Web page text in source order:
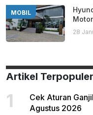
MOBIL
28
Artikel Terpopuler
1
Cek Aturan
Agustus 2026